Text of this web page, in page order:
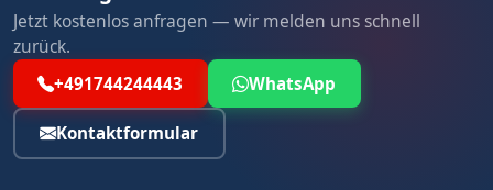
Jetzt kostenlos anfragen — wir melden uns schnell
zurück.
+491744244443 WhatsApp
Kontaktformular